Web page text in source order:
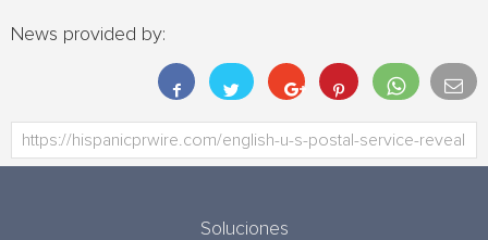
News provided by:
Soluciones